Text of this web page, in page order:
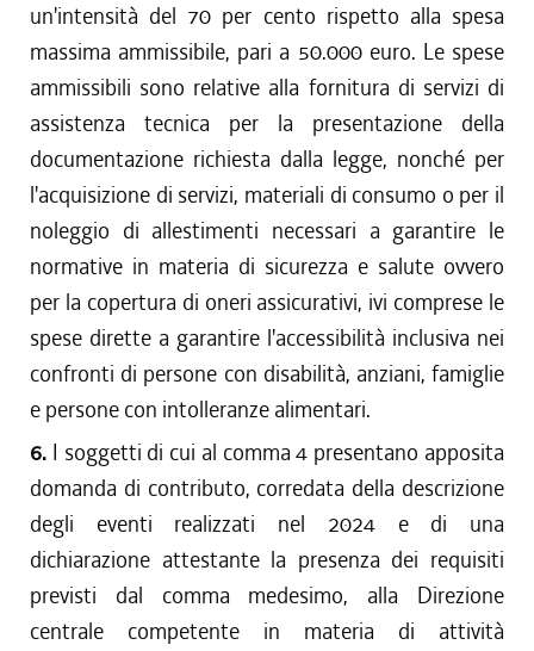
un'intensità del 70 per cento rispetto alla spesa
massima ammissibile, pari a 50.000 euro. Le spese
ammissibili sono relative alla fornitura di servizi di
assistenza tecnica per la presentazione della
documentazione richiesta dalla legge, nonché per
l'acquisizione di servizi, materiali di consumo o per il
noleggio di allestimenti necessari a garantire le
normative in materia di sicurezza e salute ovvero
per la copertura di oneri assicurativi, ivi comprese le
spese dirette a garantire l'accessibilità inclusiva nei
confronti di persone con disabilità, anziani, famiglie
e persone con intolleranze alimentari.
6. I soggetti di cui al comma 4 presentano apposita
domanda di contributo, corredata della descrizione
degli eventi realizzati nel 2024 e di una
dichiarazione attestante la presenza dei requisiti
previsti dal comma medesimo, alla Direzione
centrale competente in materia di attività